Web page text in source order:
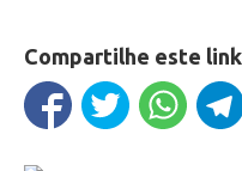
Compartilhe este